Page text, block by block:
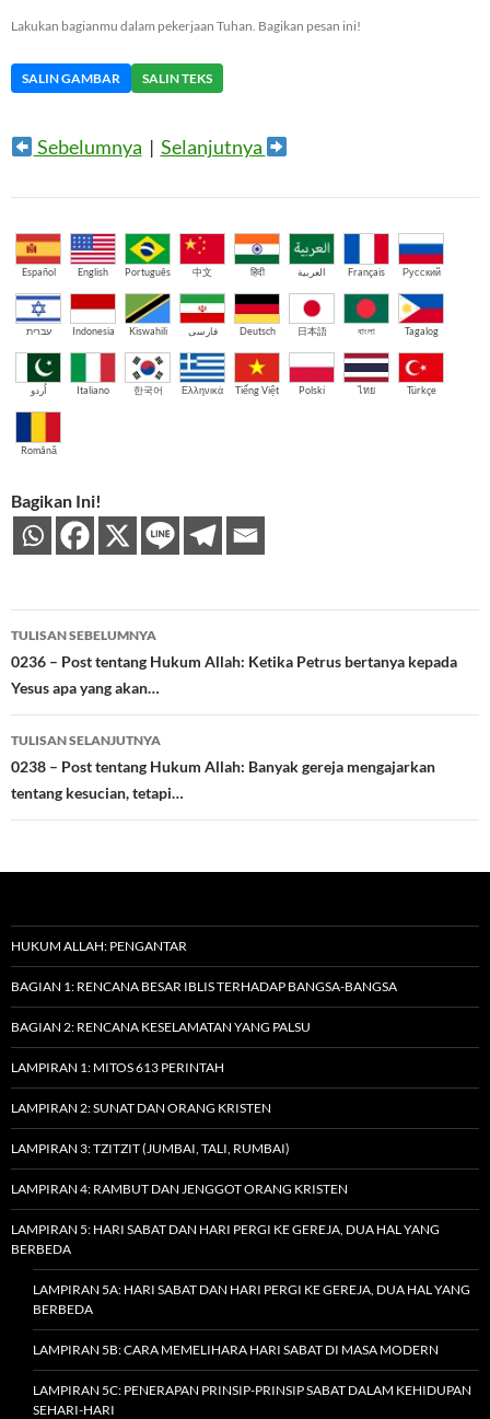
Lakukan bagianmu dalam pekerjaan Tuhan. Bagikan pesan ini!
SALIN GAMBAR SALIN TEKS
Sebelumnya | Selanjutnya
Español English Português 中文 हिंदी العربية Français Русский
עברית Indonesia Kiswahili فارسی Deutsch 日本語 বাংলা Tagalog
اُردو Italiano 한국어 Ελληνικά Tiếng Việt Polski ไทย Türkçe
Română
Bagikan Ini!
Navigasi
Tulisan
TULISAN SEBELUMNYA
0236 – Post tentang Hukum Allah: Ketika Petrus bertanya kepada
Yesus apa yang akan…
TULISAN SELANJUTNYA
0238 – Post tentang Hukum Allah: Banyak gereja mengajarkan
tentang kesucian, tetapi…
HUKUM ALLAH: PENGANTAR
BAGIAN 1: RENCANA BESAR IBLIS TERHADAP BANGSA-BANGSA
BAGIAN 2: RENCANA KESELAMATAN YANG PALSU
LAMPIRAN 1: MITOS 613 PERINTAH
LAMPIRAN 2: SUNAT DAN ORANG KRISTEN
LAMPIRAN 3: TZITZIT (JUMBAI, TALI, RUMBAI)
LAMPIRAN 4: RAMBUT DAN JENGGOT ORANG KRISTEN
LAMPIRAN 5: HARI SABAT DAN HARI PERGI KE GEREJA, DUA HAL YANG
BERBEDA
LAMPIRAN 5A: HARI SABAT DAN HARI PERGI KE GEREJA, DUA HAL YANG
BERBEDA
LAMPIRAN 5B: CARA MEMELIHARA HARI SABAT DI MASA MODERN
LAMPIRAN 5C: PENERAPAN PRINSIP-PRINSIP SABAT DALAM KEHIDUPAN
SEHARI-HARI